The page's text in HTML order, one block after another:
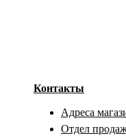
Контакты
Адреса
Отдел